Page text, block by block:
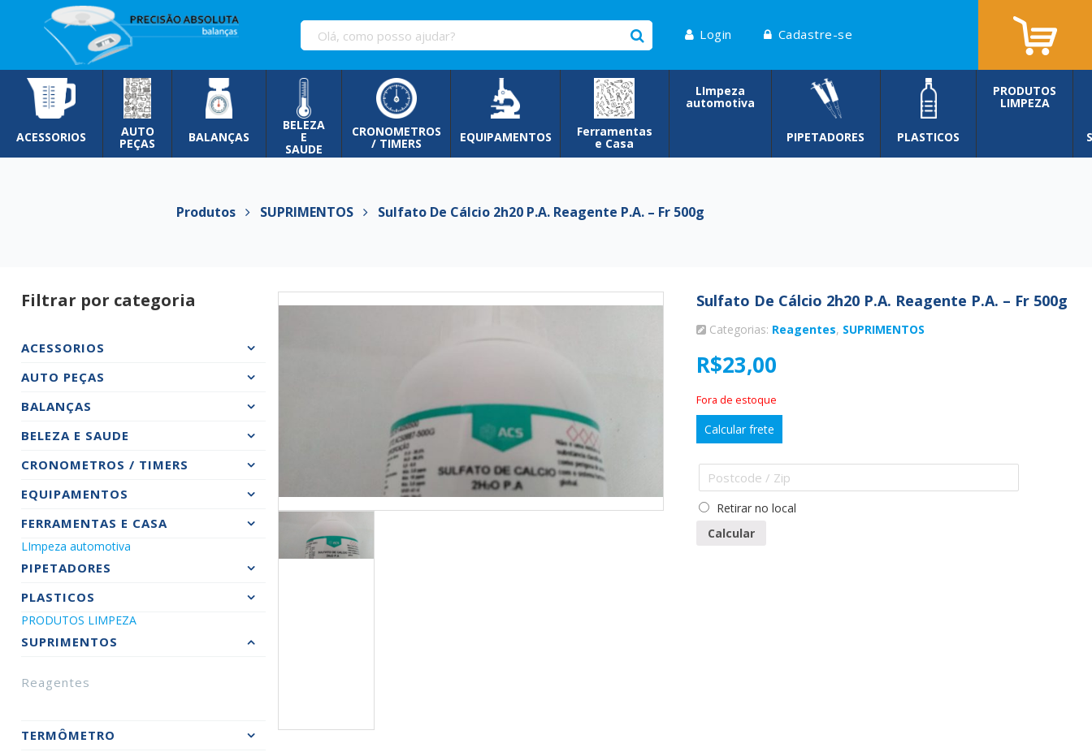
Pular
para
conteúdo
Login Cadastre-se
ACESSORIOS AUTO
PEÇAS BALANÇAS
BELEZA
E
SAUDE
CRONOMETROS
/ TIMERS EQUIPAMENTOS Ferramentas
e Casa
LImpeza
automotiva
PIPETADORES PLASTICOS
PRODUTOS
LIMPEZA
Produtos SUPRIMENTOS Sulfato De Cálcio 2h20 P.a. Reagente P.a. – Fr 500g
Filtrar por categoria
ACESSORIOS
AUTO PEÇAS
BALANÇAS
BELEZA E SAUDE
CRONOMETROS / TIMERS
EQUIPAMENTOS
FERRAMENTAS E CASA
LImpeza automotiva
PIPETADORES
PLASTICOS
PRODUTOS LIMPEZA
SUPRIMENTOS
Reagentes
TERMÔMETRO
Sulfato De Cálcio 2h20 P.a. Reagente P.a. – Fr 500g
Categorias: Reagentes, SUPRIMENTOS
R$23,00
Fora de estoque
Calcular frete
Retirar no local
Calcular